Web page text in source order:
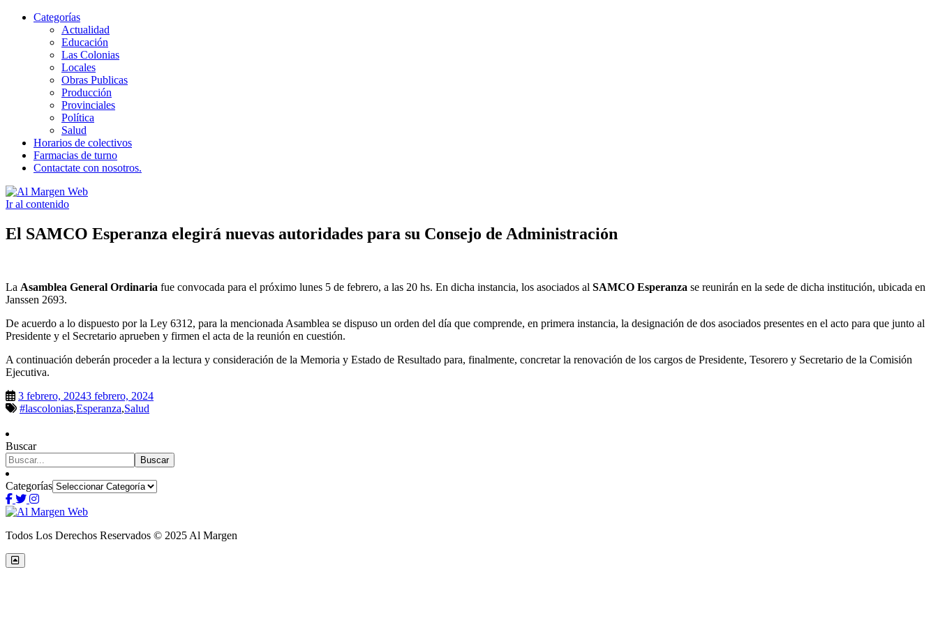
Categorías
Actualidad
Educación
Las Colonias
Locales
Obras Publicas
Producción
Provinciales
Política
Salud
Horarios de colectivos
Farmacias de turno
Contactate con nosotros.
Ir al contenido
El SAMCO Esperanza elegirá nuevas autoridades para su Consejo de Administración
La Asamblea General Ordinaria fue convocada para el próximo lunes 5 de febrero, a las 20 hs. En dicha instancia, los asociados al SAMCO Esperanza se reunirán en la sede de dicha institución, ubicada en
Janssen 2693.
De acuerdo a lo dispuesto por la Ley 6312, para la mencionada Asamblea se dispuso un orden del día que comprende, en primera instancia, la designación de dos asociados presentes en el acto para que junto al
Presidente y el Secretario aprueben y firmen el acta de la reunión en cuestión.
A continuación deberán proceder a la lectura y consideración de la Memoria y Estado de Resultado para, finalmente, concretar la renovación de los cargos de Presidente, Tesorero y Secretario de la Comisión
Ejecutiva.
3 febrero, 20243 febrero, 2024
#lascolonias,Esperanza,Salud
Buscar
Buscar
Categorías
Todos Los Derechos Reservados © 2025 Al Margen